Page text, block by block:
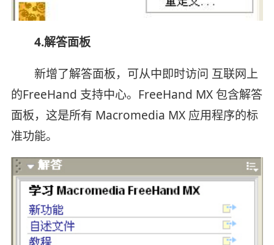
4.解答面板
新增了解答面板，可从中即时访问 互联网上
的FreeHand 支持中心。FreeHand MX 包含解答
面板，这是所有 Macromedia MX 应用程序的标
准功能。